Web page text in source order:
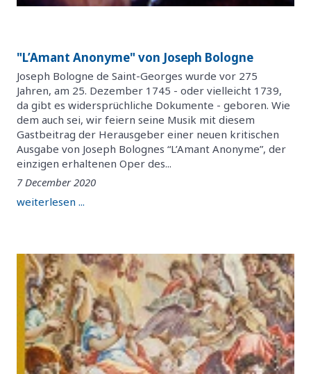
"L’Amant Anonyme" von Joseph Bologne
Joseph Bologne de Saint-Georges wurde vor 275
Jahren, am 25. Dezember 1745 - oder vielleicht 1739,
da gibt es widersprüchliche Dokumente - geboren. Wie
dem auch sei, wir feiern seine Musik mit diesem
Gastbeitrag der Herausgeber einer neuen kritischen
Ausgabe von Joseph Bolognes “L’Amant Anonyme”, der
einzigen erhaltenen Oper des...
7 December 2020
weiterlesen ...